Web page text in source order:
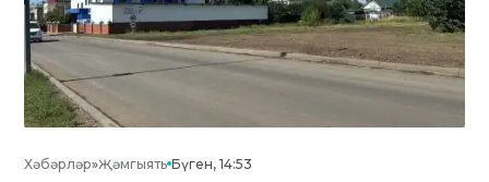
Хәбәрләр»Җәмгыять Бүген, 14:53